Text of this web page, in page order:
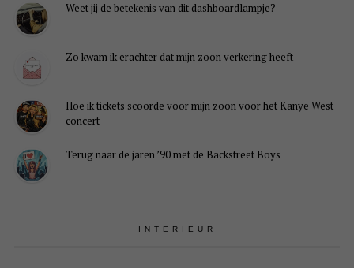
Weet jij de betekenis van dit dashboardlampje?
Zo kwam ik erachter dat mijn zoon verkering heeft
Hoe ik tickets scoorde voor mijn zoon voor het Kanye West
concert
Terug naar de jaren ’90 met de Backstreet Boys
INTERIEUR